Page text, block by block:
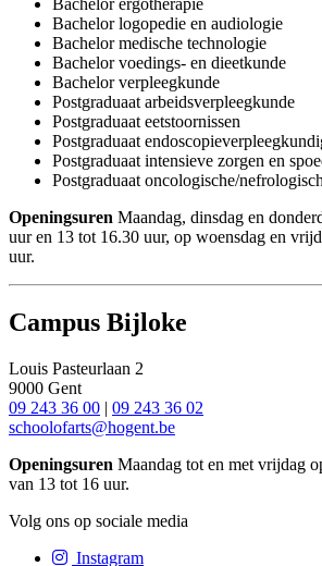
Bachelor ergotherapie
Bachelor logopedie en audiologie
Bachelor medische technologie
Bachelor voedings- en dieetkunde
Bachelor verpleegkunde
Postgraduaat arbeidsverpleegkunde
Postgraduaat eetstoornissen
Postgraduaat
Postgraduaat intensieve zorgen en
Postgraduaat oncologische/
Openingsuren Maandag, dinsdag en
uur en 13 tot 16.30 uur, op woensdag en
uur.
Campus Bijloke
Louis Pasteurlaan 2
9000 Gent
09 243 36 00 | 09 243 36 02
schoolofarts@hogent.be
Openingsuren Maandag tot en met vrijdag
van 13 tot 16 uur.
Volg ons op sociale media
Instagram